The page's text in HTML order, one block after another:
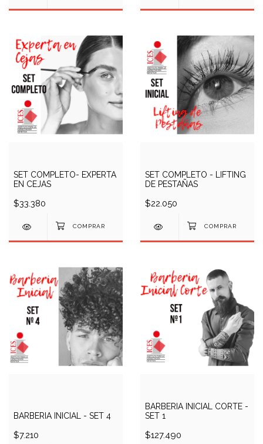
SET COMPLETO- EXPERTA
EN CEJAS
$33.380
SET COMPLETO - LIFTING
DE PESTAÑAS
$22.050
BARBERIA INICIAL - SET 4
$7.210
BARBERIA INICIAL CORTE -
SET 1
$127.490